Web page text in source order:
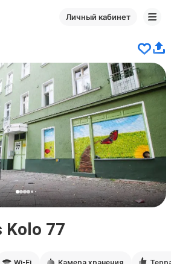
Личный кабинет
Kolo 77
Wi-Fi Камера хранения